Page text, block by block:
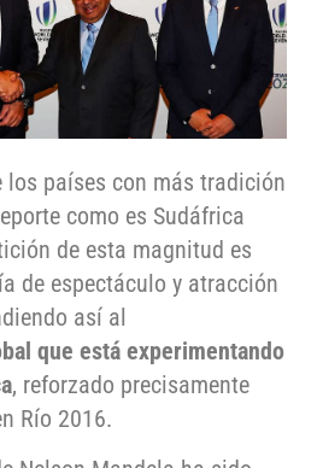
los países con más tradición
como es Sudáfrica
de esta magnitud es
de espectáculo y atracción
así al
que está experimentando
, reforzado precisamente
Río 2016.